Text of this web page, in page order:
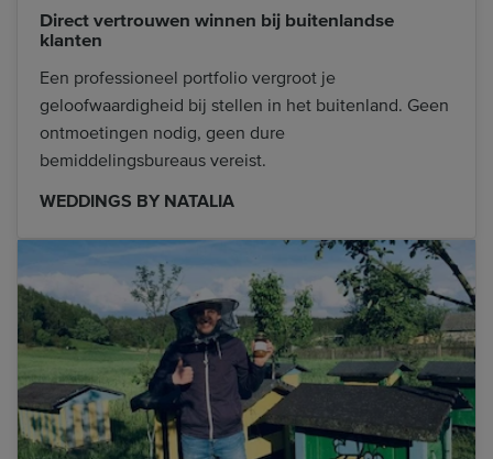
Direct vertrouwen winnen bij buitenlandse
klanten
Een professioneel portfolio vergroot je
geloofwaardigheid bij stellen in het buitenland. Geen
ontmoetingen nodig, geen dure
bemiddelingsbureaus vereist.
WEDDINGS BY NATALIA